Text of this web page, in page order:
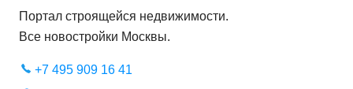
Портал строящейся недвижимости.
Все новостройки Москвы.
+7 495 909 16 41